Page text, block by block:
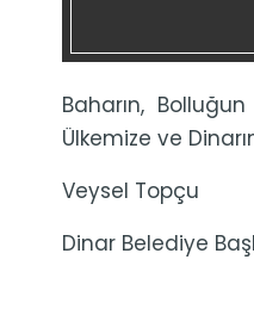
Baharın,
Ülkemize ve
Veysel Topçu
Dinar Belediye